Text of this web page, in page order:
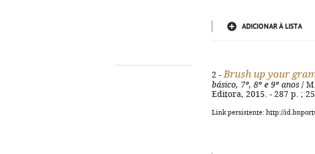
ADICIONAR À LISTA
2 - Brush up your
básico, 7º, 8º e 9º anos /
Editora, 2015. - 287 p. ;
Link persistente: http://